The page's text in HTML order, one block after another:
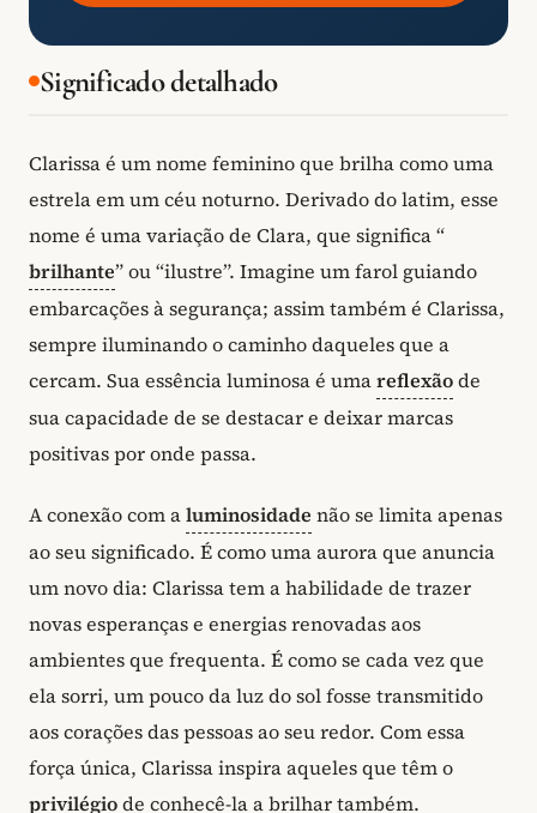
Significado detalhado
Clarissa é um nome feminino que brilha como uma
estrela em um céu noturno. Derivado do latim, esse
nome é uma variação de Clara, que significa “
brilhante” ou “ilustre”. Imagine um farol guiando
embarcações à segurança; assim também é Clarissa,
sempre iluminando o caminho daqueles que a
cercam. Sua essência luminosa é umareflexãode
sua capacidade de se destacar e deixar marcas
positivas por onde passa.
A conexão com aluminosidade não se limita apenas
ao seu significado. É como uma aurora que anuncia
um novo dia: Clarissa tem a habilidade de trazer
novas esperanças e energias renovadas aos
ambientes que frequenta. É como se cada vez que
ela sorri, um pouco da luz do sol fosse transmitido
aos corações das pessoas ao seu redor. Com essa
força única, Clarissa inspira aqueles que têm o
privilégiode conhecê-la a brilhar também.